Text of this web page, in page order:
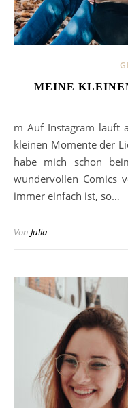
MEINE
m Auf Instagram läuft ab heute meine Boldschaft zu „Die
kleinen Momente der
habe mich schon
wundervollen Comics
immer einfach ist, so…
Von Julia